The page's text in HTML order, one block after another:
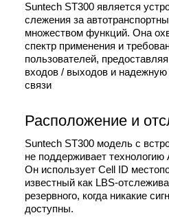
Suntech ST300 является
слежения за
множеством функций. Она
спектр применения и
пользователей,
входов / выходов и
связи
Расположение и
Suntech ST300 модель с
не поддерживает
Он использует Cell ID
известный как LBS-
резервного, когда никакие
доступны.